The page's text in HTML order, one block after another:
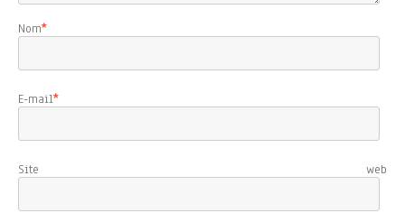
Nom*
E-mail*
Site web